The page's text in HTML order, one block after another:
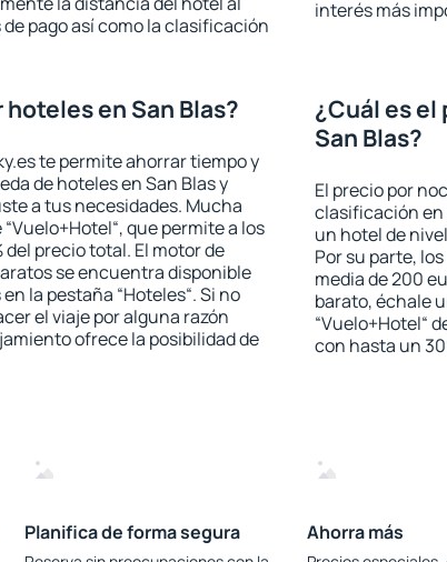
pago así como la clasificación
interés más
en San Blas?
te permite ahorrar tiempo y
de hoteles en San Blas y
a tus necesidades. Mucha
que permite a los
precio total. El motor de
se encuentra disponible
la pestaña “Hoteles“. Si no
el viaje por alguna razón
ofrece la posibilidad de
¿Cuál es
San Blas?
El precio por
clasificación en
un hotel de
Por su parte,
media de 200
barato, échale
“Vuelo+Hotel“
con hasta un
Planifica de forma segura Ahorra más